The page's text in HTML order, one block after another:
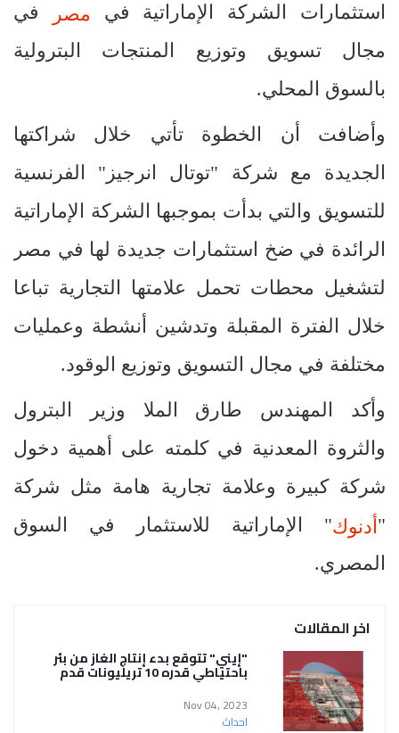
استثمارات الشركة الإماراتية في
مصر
في
مجال تسويق وتوزيع المنتجات البترولية
بالسوق المحلي.
وأضافت أن الخطوة تأتي خلال شراكتها
الجديدة مع شركة "توتال انرجيز" الفرنسية
للتسويق والتي بدأت بموجبها الشركة الإماراتية
الرائدة في ضخ استثمارات جديدة لها في مصر
لتشغيل محطات تحمل علامتها التجارية تباعا
خلال الفترة المقبلة وتدشين أنشطة وعمليات
مختلفة في مجال التسويق وتوزيع الوقود.
وأكد المهندس طارق الملا وزير البترول
والثروة المعدنية في كلمته على أهمية دخول
شركة كبيرة وعلامة تجارية هامة مثل شركة
" أدنوك" الإماراتية للاستثمار في السوق
المصري.
اخر المقالات
"إيني" تتوقع بدء إنتاج الغاز من بئر
باحتياطي قدره 10 تريليونات قدم
مكعبة في مصر
Nov 04, 2023
احداث